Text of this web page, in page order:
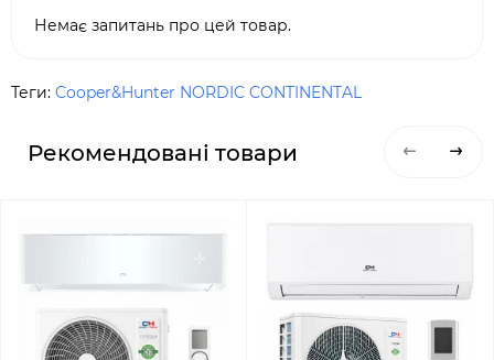
Немає запитань про цей товар.
Теги: Cooper&Hunter NORDIC CONTINENTAL
Рекомендовані товари